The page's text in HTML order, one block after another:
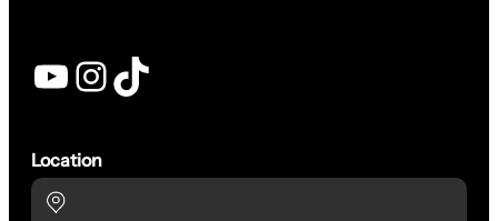
YouTube InstagramTikTok
Location